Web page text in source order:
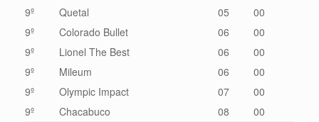
9º
Quetal 05
00
9º
Colorado Bullet 06
00
9º
Lionel The Best 06
00
9º
Mileum 06
00
9º
Olympic Impact 07
00
9º
Chacabuco 08 00